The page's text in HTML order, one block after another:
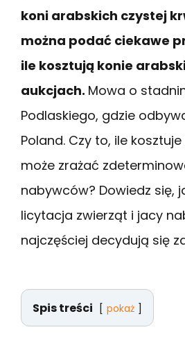
koni arabskich czystej
można podać ciekawe
ile kosztują konie
aukcjach. Mowa o
Podlaskiego, gdzie
Poland. Czy to, ile
może zrażać
nabywców? Dowiedz się,
licytacja zwierząt i jacy
najczęściej decydują się
Spis treści pokaż